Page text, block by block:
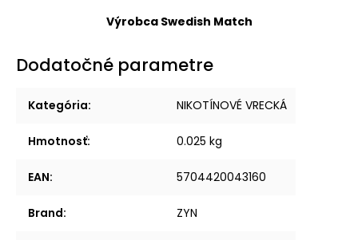
Výrobca Swedish Match
Dodatočné parametre
Kategória: NIKOTÍNOVÉ VRECKÁ
Hmotnosť: 0.025 kg
EAN: 5704420043160
Brand: ZYN